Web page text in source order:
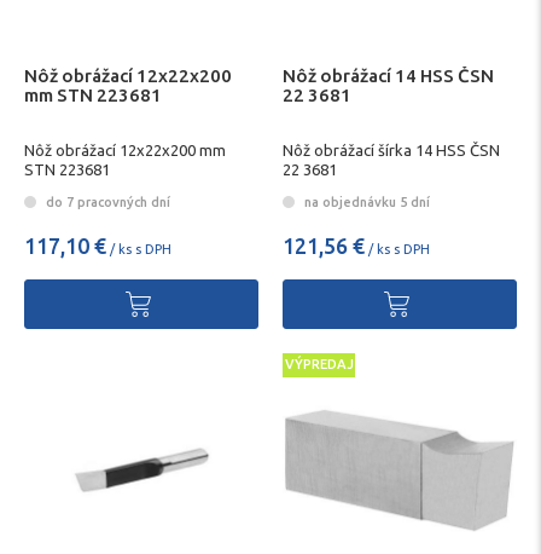
Nôž obrážací 12x22x200
mm STN 223681
Nôž obrážací 12x22x200 mm
STN 223681
do 7 pracovných dní
117,10 € / ks s DPH
Nôž obrážací 14 HSS ČSN
22 3681
Nôž obrážací šírka 14 HSS ČSN
22 3681
na objednávku 5 dní
121,56 € / ks s DPH
VÝPREDAJ